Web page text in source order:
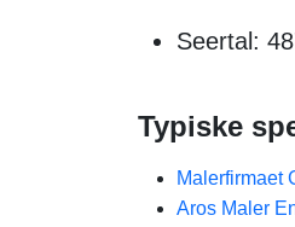
Seertal:
Typiske
Malerfirmaet
Aros Maler